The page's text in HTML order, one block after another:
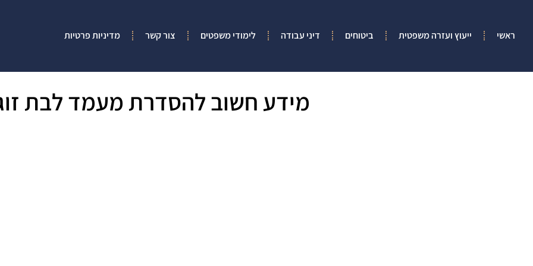
ראשי ייעוץ ועזרה משפטית ביטוחים דיני עבודה לימודי משפטים צור קשר מדיניות פרטיות
מידע חשוב להסדרת מעמד לבת